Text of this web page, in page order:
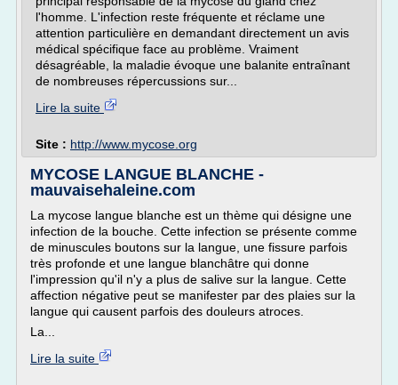
l'homme. L'infection reste fréquente et réclame une
attention particulière en demandant directement un avis
médical spécifique face au problème. Vraiment
désagréable, la maladie évoque une balanite entraînant
de nombreuses répercussions sur...
Lire la suite
Site : http://www.mycose.org
MYCOSE LANGUE BLANCHE -
mauvaisehaleine.com
La mycose langue blanche est un thème qui désigne une
infection de la bouche. Cette infection se présente comme
de minuscules boutons sur la langue, une fissure parfois
très profonde et une langue blanchâtre qui donne
l'impression qu'il n'y a plus de salive sur la langue. Cette
affection négative peut se manifester par des plaies sur la
langue qui causent parfois des douleurs atroces.
La...
Lire la suite